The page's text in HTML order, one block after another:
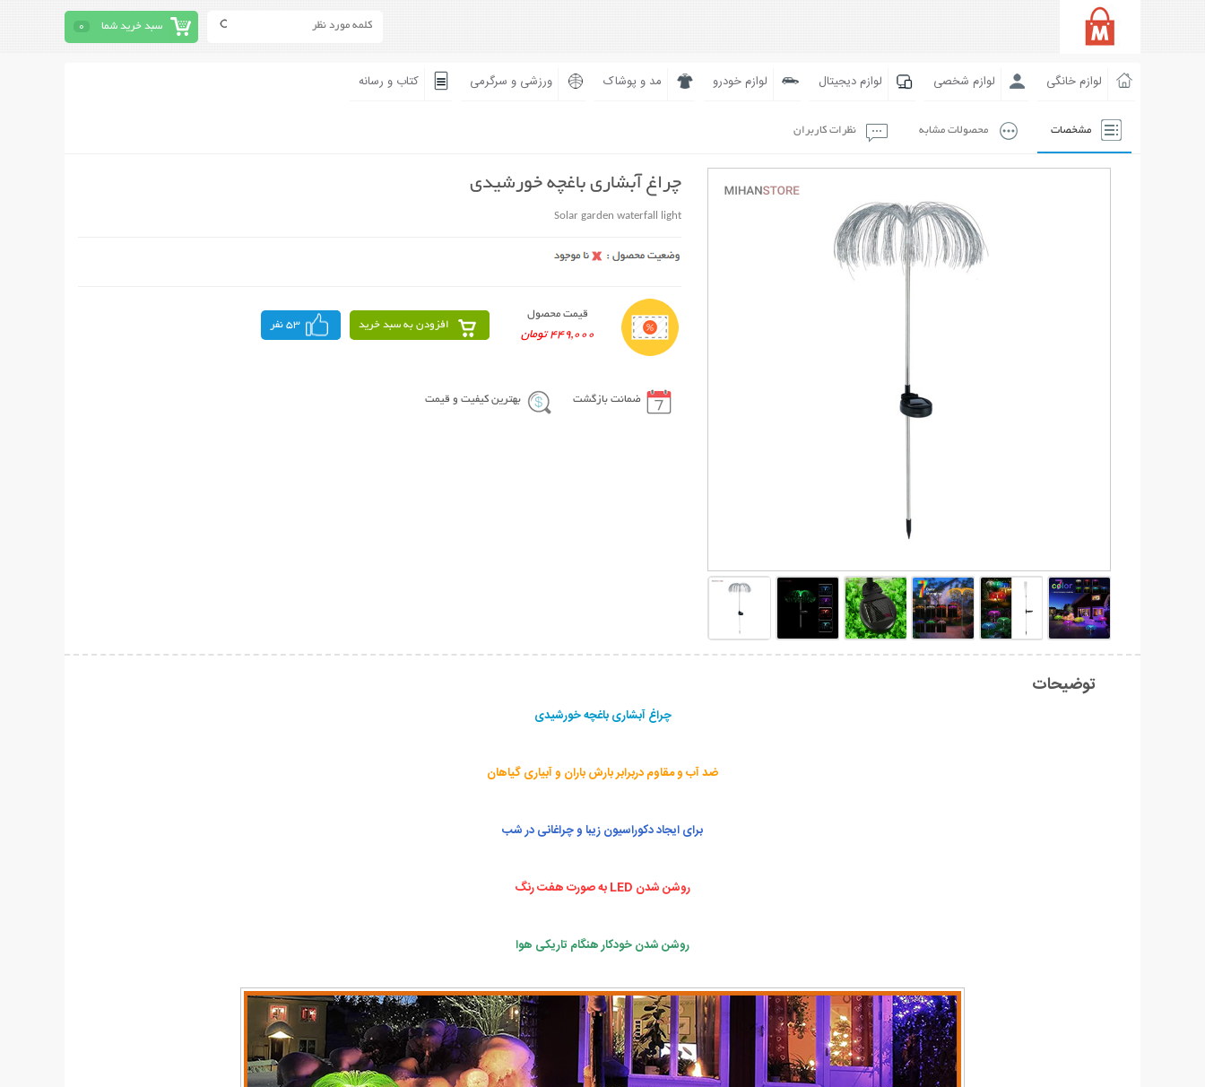
سبد خرید شما 0
لوازم خانگی لوازم شخصی لوازم دیجیتال لوازم خودرو مد و پوشاک ورزشی و سرگرمی کتاب و رسانه
مشخصات محصولات مشابه نظرات کاربران
چراغ آبشاری باغچه خورشیدی
Solar garden waterfall light
قیمت محصول
449,000 تومان
افزودن به سبد خرید 53 نفر
ضمانت بازگشت بهترین کیفیت و قیمت
توضیحات
چراغ آبشاری باغچه خورشیدی
ضد آب و مقاوم دربرابر بارش باران و آبیاری گیاهان
برای ایجاد دکوراسیون زیبا و چراغانی در شب
روشن شدن LED به صورت هفت رنگ
روشن شدن خودکار هنگام تاریکی هوا